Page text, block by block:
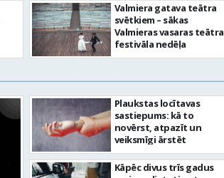
Valmiera gatava teātra
svētkiem – sākas
Valmieras vasaras teātra
festivāla nedēļa
Plaukstas locītavas
sastiepums: kā to
novērst, atpazīt un
veiksmīgi ārstēt
Kāpēc divus trīs gadus